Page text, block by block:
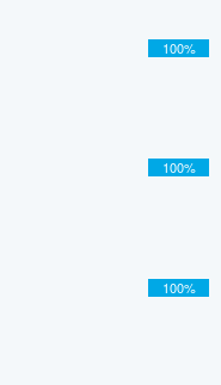
100%
100%
100%